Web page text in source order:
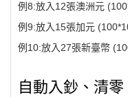
例8:放入12張澳洲元
例9:放入15張加元
例10:放入27張新臺幣
自動入鈔、清